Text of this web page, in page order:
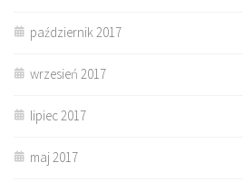
październik 2017
wrzesień 2017
lipiec 2017
maj 2017